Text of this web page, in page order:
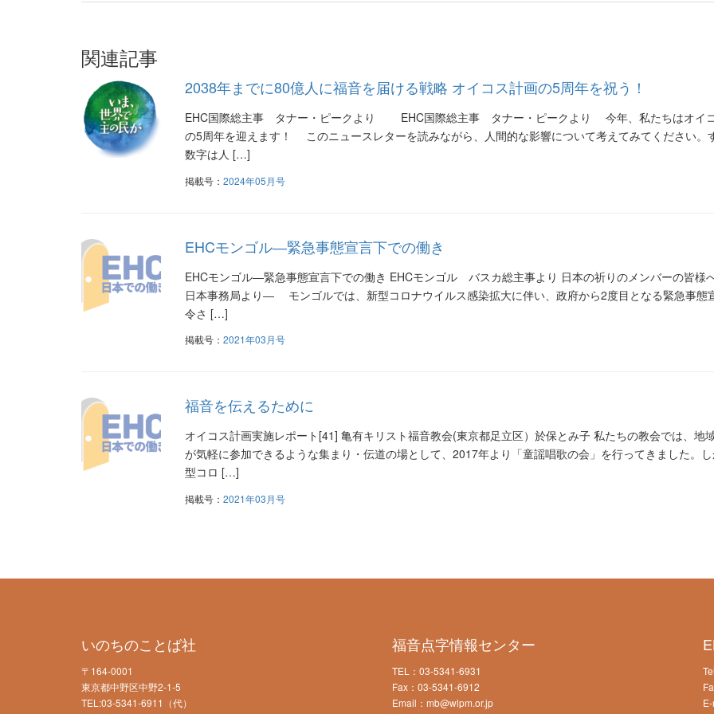
ビ
ゲ
ー
シ
ョ
関連記事
2038年までに80億人に福音を届ける戦略 オイコス計画の5周年を祝う！
EHC国際総主事 タナー・ピークより EHC国際総主事 タナー・ピークより 今年、私たちはオイ
の5周年を迎えます！ このニュースレターを読みながら、人間的な影響について考えてみてください。
数字は人 […]
掲載号： 2024年05月号
EHCモンゴル―緊急事態宣言下での働き
EHCモンゴル―緊急事態宣言下での働き EHCモンゴル バスカ総主事より 日本の祈りのメンバーの皆様
日本事務局より― モンゴルでは、新型コロナウイルス感染拡大に伴い、政府から2度目となる緊急事態
令さ […]
掲載号： 2021年03月号
福音を伝えるために
オイコス計画実施レポート[41] 亀有キリスト福音教会(東京都足立区）於保とみ子 私たちの教会では、地
が気軽に参加できるような集まり・伝道の場として、2017年より「童謡唱歌の会」を行ってきました。
型コロ […]
掲載号： 2021年03月号
いのちのことば社
〒164-0001
東京都中野区中野2-1-5
TEL:03-5341-6911（代）
福音点字情報センター
TEL：03-5341-6931
Fax：03-5341-6912
Email：mb@wlpm.or.jp